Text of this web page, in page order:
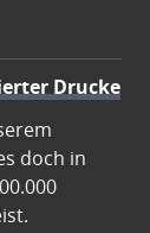
Drucke
doch in